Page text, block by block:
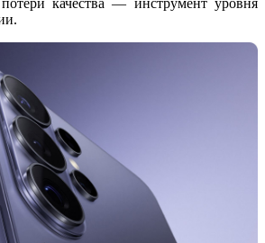
потери качества — инструмент уровня